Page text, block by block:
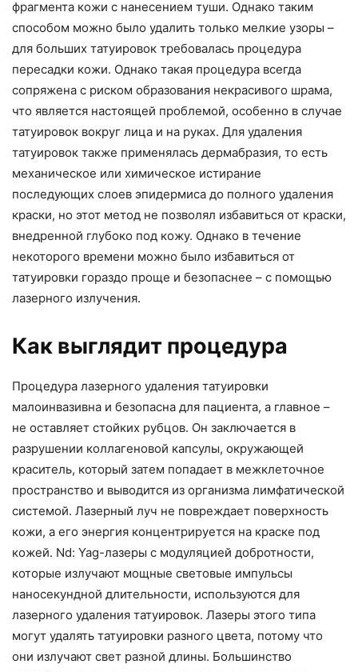
фрагмента кожи с нанесением туши. Однако таким
способом можно было удалить только мелкие узоры –
для больших татуировок требовалась процедура
пересадки кожи. Однако такая процедура всегда
сопряжена с риском образования некрасивого шрама,
что является настоящей проблемой, особенно в случае
татуировок вокруг лица и на руках. Для удаления
татуировок также применялась дермабразия, то есть
механическое или химическое истирание
последующих слоев эпидермиса до полного удаления
краски, но этот метод не позволял избавиться от краски,
внедренной глубоко под кожу. Однако в течение
некоторого времени можно было избавиться от
татуировки гораздо проще и безопаснее – с помощью
лазерного излучения.
Как выглядит процедура
Процедура лазерного удаления татуировки
малоинвазивна и безопасна для пациента, а главное –
не оставляет стойких рубцов. Он заключается в
разрушении коллагеновой капсулы, окружающей
краситель, который затем попадает в межклеточное
пространство и выводится из организма лимфатической
системой. Лазерный луч не повреждает поверхность
кожи, а его энергия концентрируется на краске под
кожей. Nd: Yag-лазеры с модуляцией добротности,
которые излучают мощные световые импульсы
наносекундной длительности, используются для
лазерного удаления татуировок. Лазеры этого типа
могут удалять татуировки разного цвета, потому что
они излучают свет разной длины. Большинство